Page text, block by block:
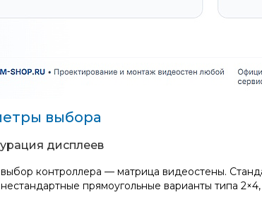
выбора
дисплеев
контроллера — матрица видеостены.
прямоугольные варианты типа 2×4,